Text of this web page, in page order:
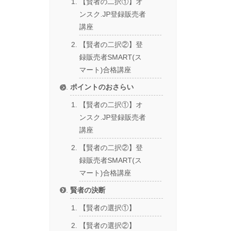
ンスク.JP登録販売者
講座
【賢者の二択②】登
録販売者SMART(ス
マート)合格講座
ポイントのおさらい
【賢者の二択①】オ
ンスク.JP登録販売者
講座
【賢者の二択②】登
録販売者SMART(ス
マート)合格講座
賢者の決断
【賢者の選択①】
【賢者の選択②】